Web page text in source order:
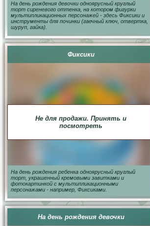
На день рождения девочки одноярусный круглый
торт сиреневого оттенка, на котором фигурки
мультипликационных персонажей - здесь Фиксики и
инструменты для починки (гаечный ключ, отвертка,
шуруп, гайка).
Фиксики
Не для продажи. Принять и
посмотреть
На день рождения ребенка одноярусный круглый
торт, украшенный кремовыми завитками и
фотокартинкой с мультипликационными
персонажами - например, Фиксиками.
На день рождения девочки